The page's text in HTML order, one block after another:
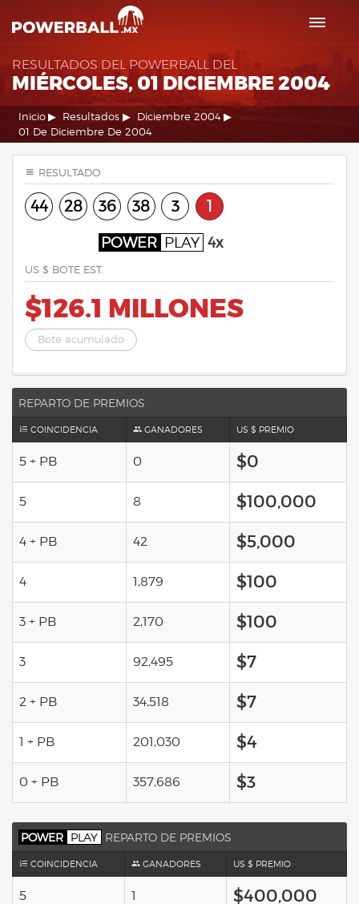
RESULTADOS DEL POWERBALL DEL
MIÉRCOLES, 01 DICIEMBRE 2004
Inicio Resultados
Diciembre 2004
01 De Diciembre De 2004
RESULTADO
44 28 36 38 3 1
POWER PLAY 4x
US $ BOTE EST.
$126.1 MILLONES
Bote acumulado
REPARTO DE PREMIOS
COINCIDENCIA GANADORES US $ PREMIO
5 + PB 0 $0
5 8 $100,000
4 + PB 42 $5,000
4 1,879 $100
3 + PB 2,170 $100
3 92,495 $7
2 + PB 34,518 $7
1 + PB 201,030 $4
0 + PB 357,686 $3
POWER PLAY REPARTO DE PREMIOS
COINCIDENCIA GANADORES US $ PREMIO
5 1 $400,000